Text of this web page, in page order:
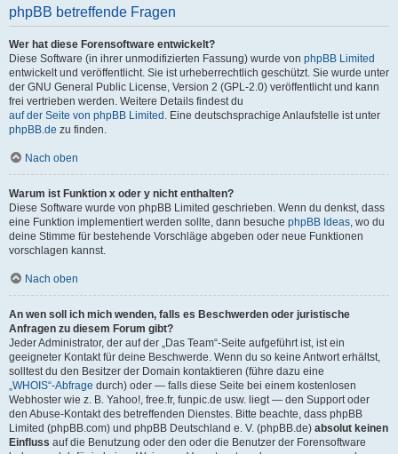
phpBB betreffende Fragen
Wer hat diese Forensoftware entwickelt?
Diese Software (in ihrer unmodifizierten Fassung) wurde von phpBB Limited
entwickelt und veröffentlicht. Sie ist urheberrechtlich geschützt. Sie wurde unter
der GNU General Public License, Version 2 (GPL-2.0) veröffentlicht und kann
frei vertrieben werden. Weitere Details findest du
auf der Seite von phpBB Limited . Eine deutschsprachige Anlaufstelle ist unter
phpBB.de zu finden.
Nach oben
Warum ist Funktion x oder y nicht enthalten?
Diese Software wurde von phpBB Limited geschrieben. Wenn du denkst, dass
eine Funktion implementiert werden sollte, dann besuche phpBB Ideas, wo du
deine Stimme für bestehende Vorschläge abgeben oder neue Funktionen
vorschlagen kannst.
Nach oben
An wen soll ich mich wenden, falls es Beschwerden oder juristische
Anfragen zu diesem Forum gibt?
Jeder Administrator, der auf der „Das Team“-Seite aufgeführt ist, ist ein
geeigneter Kontakt für deine Beschwerde. Wenn du so keine Antwort erhältst,
solltest du den Besitzer der Domain kontaktieren (führe dazu eine
„WHOIS“-Abfrage durch) oder — falls diese Seite bei einem kostenlosen
Webhoster wie z. B. Yahoo!, free.fr, funpic.de usw. liegt — den Support oder
den Abuse-Kontakt des betreffenden Dienstes. Bitte beachte, dass phpBB
Limited (phpBB.com) und phpBB Deutschland e. V. (phpBB.de) absolut keinen
Einfluss auf die Benutzung oder den oder die Benutzer der Forensoftware